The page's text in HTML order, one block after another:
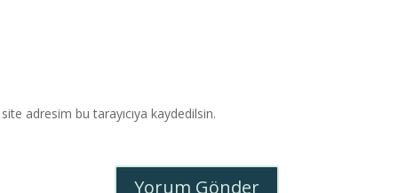
adresim bu tarayıcıya kaydedilsin.